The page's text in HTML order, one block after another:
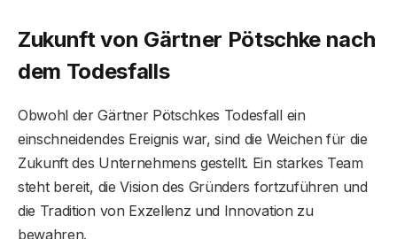
Zukunft von Gärtner Pötschke nach
dem Todesfalls
Obwohl der Gärtner Pötschkes Todesfall ein
einschneidendes Ereignis war, sind die Weichen für die
Zukunft des Unternehmens gestellt. Ein starkes Team
steht bereit, die Vision des Gründers fortzuführen und
die Tradition von Exzellenz und Innovation zu
bewahren.